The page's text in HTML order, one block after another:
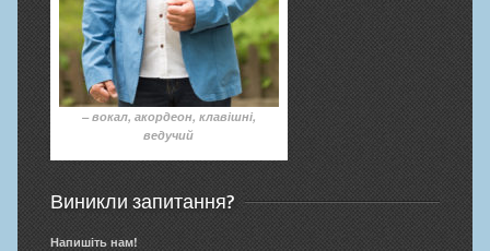
– вокал, акордеон, клавішні,
ведучий
Виникли запитання?
Напишіть нам!